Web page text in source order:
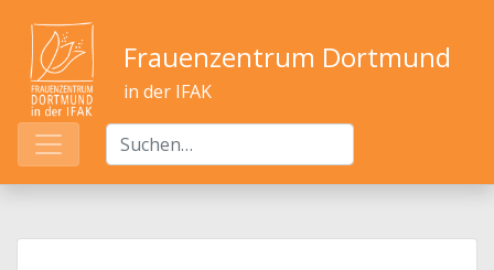
Frauenzentrum Dortmund
in der IFAK